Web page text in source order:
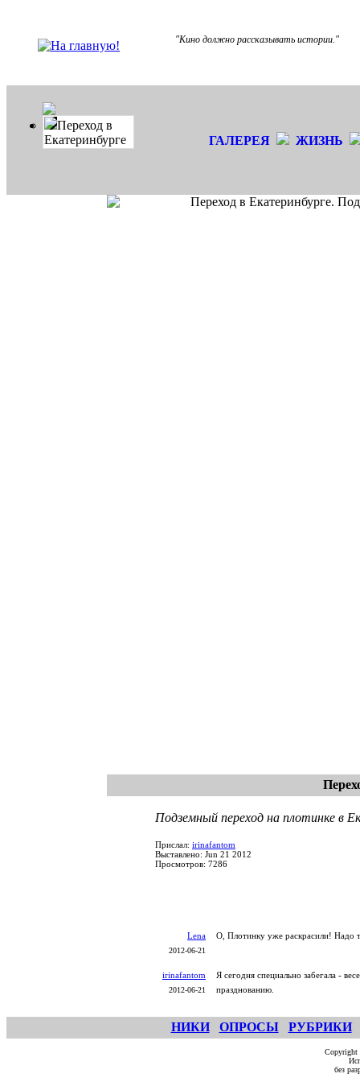
"Кино должно рассказывать истории."
Переход в
Екатеринбурге
ГАЛЕРЕЯ ЖИЗНЬ
Подземный переход на плотинке в
Прислал: irinafantom
Выставлено: Jun 21 2012
Просмотров: 7286
Lena
2012-06-21
О, Плотинку уже раскрасили! Надо
irinafantom
2012-06-21
Я сегодня специально забегала -
празднованию.
НИКИ ОПРОСЫ РУБРИКИ
без